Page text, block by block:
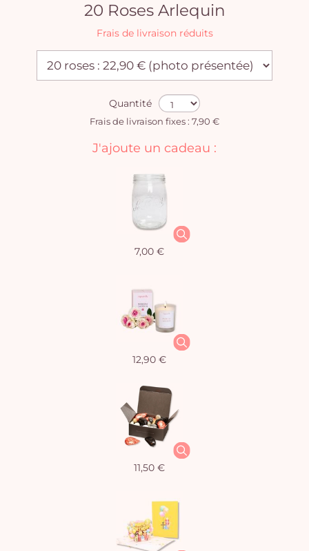
20 Roses Arlequin
Frais de livraison réduits
Quantité
Frais de livraison fixes : 7,90 €
J'ajoute un cadeau :
7,00 €
12,90 €
11,50 €